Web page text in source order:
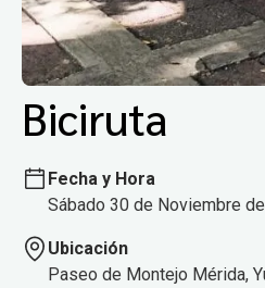
Biciruta
Fecha y Hora
Sábado 30 de Noviembre
Ubicación
Paseo de Montejo Mérida,